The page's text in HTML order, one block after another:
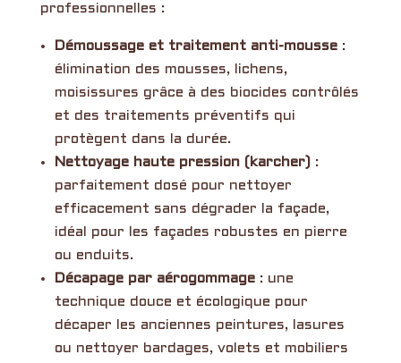
professionnelles :
Démoussage et traitement anti-mousse:
élimination des mousses, lichens,
moisissures grâce à des biocides contrôlés
et des traitements préventifs qui
protègent dans la durée.
Nettoyage haute pression (karcher) :
parfaitement dosé pour nettoyer
efficacement sans dégrader la façade,
idéal pour les façades robustes en pierre
ou enduits.
Décapage par aérogommage: une
technique douce et écologique pour
décaper les anciennes peintures, lasures
ou nettoyer bardages, volets et mobiliers